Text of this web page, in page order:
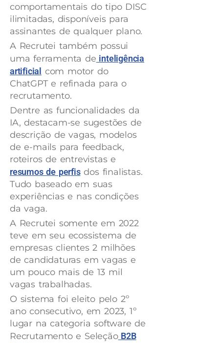
comportamentais do tipo DISC
ilimitadas, disponíveis para
assinantes de qualquer plano.
A Recrutei também possui
uma ferramenta de inteligência
artificial
com motor do
ChatGPT e refinada para o
recrutamento.
Dentre as funcionalidades da
IA, destacam-se sugestões de
descrição de vagas, modelos
de e-mails para feedback,
roteiros de entrevistas e
resumos de perfisdos finalistas.
Tudo baseado em suas
experiências e nas condições
da vaga.
A Recrutei somente em 2022
teve em seu ecossistema de
empresas clientes 2 milhões
de candidaturas em vagas e
um pouco mais de 13 mil
vagas trabalhadas.
O sistema foi eleito pelo 2º
ano consecutivo, em 2023, 1º
lugar na categoria software de
Recrutamento e SeleçãoB2B